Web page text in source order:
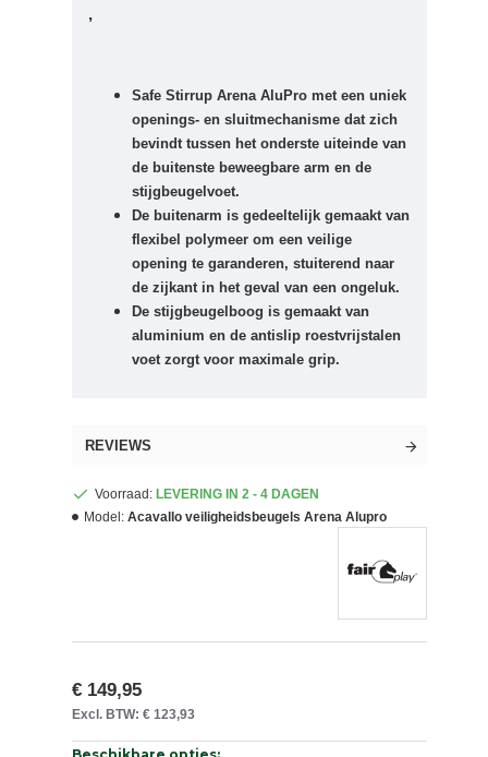
,
Safe Stirrup Arena AluPro met een uniek
openings- en sluitmechanisme dat zich
bevindt tussen het onderste uiteinde van
de buitenste beweegbare arm en de
stijgbeugelvoet.
De buitenarm is gedeeltelijk gemaakt van
flexibel polymeer om een ​​veilige
opening te garanderen, stuiterend naar
de zijkant in het geval van een ongeluk.
De stijgbeugelboog is gemaakt van
aluminium en de antislip roestvrijstalen
voet zorgt voor maximale grip.
REVIEWS
Voorraad: LEVERING IN 2 - 4 DAGEN
Model: Acavallo veiligheidsbeugels Arena Alupro
€ 149,95
Excl. BTW: € 123,93